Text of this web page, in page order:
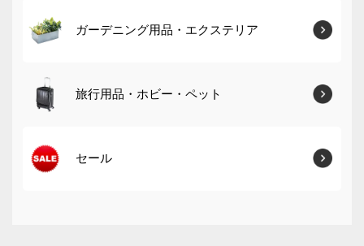
ガーデニング用品・エクステリア
旅行用品・ホビー・ペット
セール